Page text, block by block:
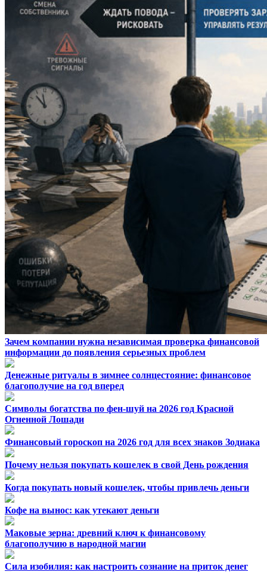
Зачем компании нужна независимая проверка финансовой
информации до появления серьезных проблем
Денежные ритуалы в зимнее солнцестояние: финансовое
благополучие на год вперед
Символы богатства по фен-шуй на 2026 год Красной
Огненной Лошади
Финансовый гороскоп на 2026 год для всех знаков Зодиака
Почему нельзя покупать кошелек в свой День рождения
Когда покупать новый кошелек, чтобы привлечь деньги
Кофе на вынос: как утекают деньги
Маковые зерна: древний ключ к финансовому
благополучию в народной магии
Сила изобилия: как настроить сознание на приток денег